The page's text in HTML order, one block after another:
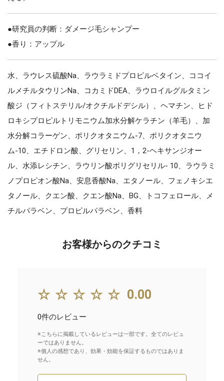
●研究員の判断：ダメージ毛シャンプー
●香り：アップル
水、ラウレス硫酸Na、ラウラミドプロピルベタイン、ココイ
ルメチルタウリンNa、コカミドDEA、ラウロイルグルタミン
酸ジ（フィトステリル/オクチルドデシル）、ヘマチン、ヒド
ロキシプロピルトリモニウム加水分解ケラチン（羊毛）、加
水分解コラーゲン、ポリクオタニウム-7、ポリクオタニウ
ム-10、エチドロン酸、グリセリン、1，2-ヘキサンジオー
ル、水添レシチン、ラウリン酸ポリグリセリル- 10、ラウラミ
ノプロピオン酸Na、安息香酸Na、エタノール、フェノキシエ
タノール、クエン酸、クエン酸Na、BG、トコフェロール、メ
チルパラベン、プロピルパラベン、香料
お客様からのクチコミ
☆☆☆☆☆ 0.00
0件のレビュー
※こちらに掲載しているレビューは一部です。全てのレビュ
ーではありません。
※個人の感想であり、効果・効能を保証するものではありま
せん。